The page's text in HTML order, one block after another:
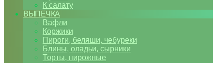
К салату
ВЫПЕЧКА
Вафли
Коржики
Пироги, беляши, чебуреки
Блины, оладьи, сырники
Торты, пирожные